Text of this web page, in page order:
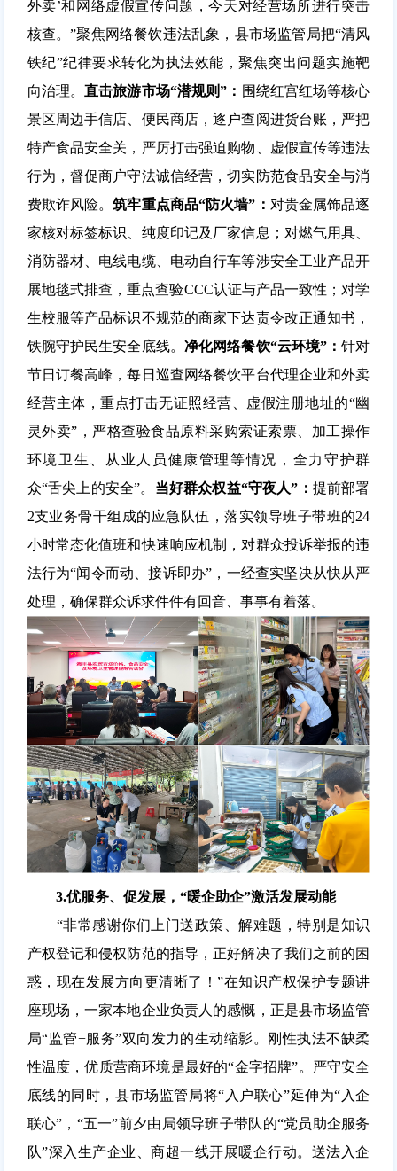
外卖’和网络虚假宣传问题，今天对经营场所进行突击
核查。”聚焦网络餐饮违法乱象，县市场监管局把“清风
铁纪”纪律要求转化为执法效能，聚焦突出问题实施靶
向治理。直击旅游市场“潜规则”： 围绕红宫红场等核心
景区周边手信店、便民商店，逐户查阅进货台账，严把
特产食品安全关，严厉打击强迫购物、虚假宣传等违法
行为，督促商户守法诚信经营，切实防范食品安全与消
费欺诈风险。筑牢重点商品“防火墙”： 对贵金属饰品逐
家核对标签标识、纯度印记及厂家信息；对燃气用具、
消防器材、电线电缆、电动自行车等涉安全工业产品开
展地毯式排查，重点查验CCC认证与产品一致性；对学
生校服等产品标识不规范的商家下达责令改正通知书，
铁腕守护民生安全底线。 净化网络餐饮“云环境”：针对
节日订餐高峰，每日巡查网络餐饮平台代理企业和外卖
经营主体，重点打击无证照经营、虚假注册地址的“幽
灵外卖”，严格查验食品原料采购索证索票、加工操作
环境卫生、从业人员健康管理等情况，全力守护群
众“舌尖上的安全”。 当好群众权益“守夜人”： 提前部署
2支业务骨干组成的应急队伍，落实领导班子带班的24
小时常态化值班和快速响应机制，对群众投诉举报的违
法行为“闻令而动、接诉即办”，一经查实坚决从快从严
处理，确保群众诉求件件有回音、事事有着落。
3.优服务、促发展， “暖企助企”激活发展动能
“非常感谢你们上门送政策、解难题，特别是知识
产权登记和侵权防范的指导，正好解决了我们之前的困
惑，现在发展方向更清晰了！”在知识产权保护专题讲
座现场，一家本地企业负责人的感慨，正是县市场监管
局“监管+服务”双向发力的生动缩影。刚性执法不缺柔
性温度，优质营商环境是最好的“金字招牌”。严守安全
底线的同时，县市场监管局将“入户联心”延伸为“入企
联心”，“五一”前夕由局领导班子带队的“党员助企服务
队”深入生产企业、商超一线开展暖企行动。 送法入企